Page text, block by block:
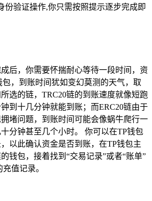
份验证操作,你只需按照提示逐步完成即
后，你需要怀揣耐心等待一段时间，资
，到账时间犹如变幻莫测的天气，取
选的链，TRC20链的到账速度就像短跑
到十几分钟就能到账；而ERC20链由于
堵问题，到账时间可能会像蜗牛爬行一
分钟甚至几个小时。 你可以在TP钱包
以此确认资金是否到账，在TP钱包主
钱包，接着找到“交易记录”或者“账单”
值记录。